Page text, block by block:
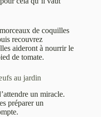
de coquilles
recouvrez
aideront à nourrir le
de tomate.
au jardin
un miracle.
préparer un